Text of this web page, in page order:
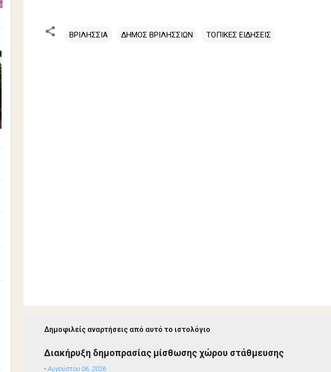
ΒΡΙΛΗΣΣΙΑ ΔΗΜΟΣ ΒΡΙΛΗΣΣΙΩΝ ΤΟΠΙΚΕΣ ΕΙΔΗΣΕΙΣ
Δημοφιλείς αναρτήσεις από αυτό το ιστολόγιο
Διακήρυξη δημοπρασίας μίσθωσης χώρου στάθμευσης
-Αυγούστου 06, 2026